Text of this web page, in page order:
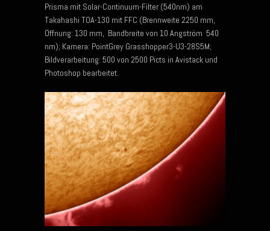
Prisma mit Solar-Continuum-Filter (540nm) am
Takahashi TOA-130 mit FFC (Brennweite 2250 mm,
Öffnung: 130 mm, Bandbreite von 10 Angström 540
nm); Kamera: PointGrey Grasshopper3-U3-28S5M;
Bildverarbeitung: 500 von 2500 Picts in Avistack und
Photoshop bearbeitet.